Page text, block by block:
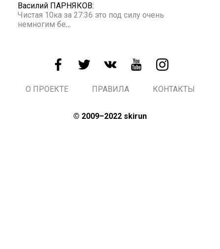
Василий ПАРНЯКОВ:
Чистая 10ка за 27:36 это под силу очень
немногим бе…
О ПРОЕКТЕ ПРАВИЛА КОНТАКТЫ
© 2009–2022 skirun